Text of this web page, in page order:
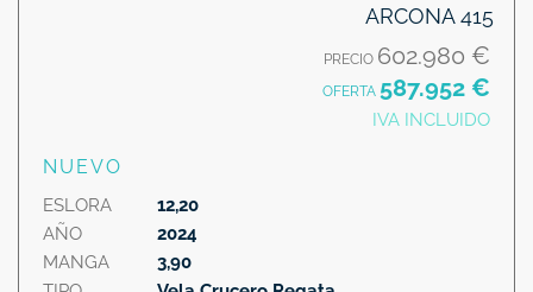
ARCONA 415
PRECIO 602.980 €
OFERTA 587.952 €
IVA INCLUIDO
NUEVO
ESLORA
AÑO
MANGA
12,20
2024
3,90